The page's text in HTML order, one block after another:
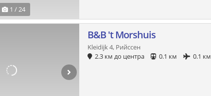
1 / 24
B&B 't Morshuis
Kleidijk 4, Рийссен
2.3 км до центра
0.1 км 0.1 км